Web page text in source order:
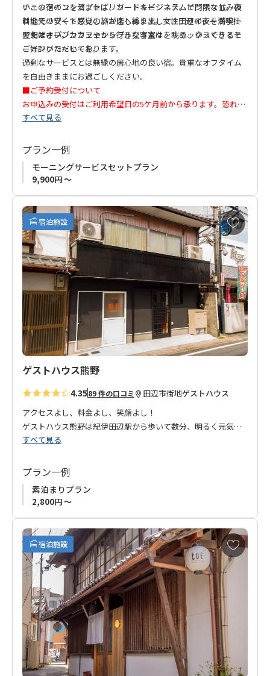
いこの宿のコンセプトはリゾート＆ビジネス。ビジネス並みの
料金でリゾート感覚の旅が楽しめます。女性デザイナーが手掛
けたオープンカフェやシンプルな客室は、リラックスできると
ご好評いただいております。
チェックインを済ませば、カードキーシステムで門限なし。夜
は地元の安くておいしいお店へ繰り出して、田辺の夜を満喫し
てください。
翌朝はオープンカフェから行き交う人々を眺め、ゆっくりとモ
ーニングコーヒーを。
過剰なサービスとは無縁の居心地の良い宿。貴重なオフタイム
を自由きままにお過ごしください。
■ご予約受付について
お申込みの受付はご利用希望日の5ケ月前から承ります。恐れ入
りますが、事前受付はいたしかねますので、ご利用希望日の5ケ
★ご注意
当館は荷物のお預かり、荷物搬送の対応は不可となっておりま
す。
すべて見る
プラン一例
モーニングサービスセットプラン
9,900円 ～
宿泊施設
お
気
に
入
り
に
追
加
ゲストハウス熊野
4.3589 件の口コミ 田辺市街地ゲストハウス
アクセスよし、料金よし、笑顔よし！
ゲストハウス熊野は紀伊田辺駅から歩いて数分、明るく元気な
女将さんと、笑顔が素敵な息子さんが切り盛りするアットホー
客室は2階にあり、１階は受付。１階裏には共用の風呂や洗濯機
等の設備もあり、手ぶらで来ていただいても何不自由ない田辺
ライフを満喫していただけます。
～旨い酒飲んで、田辺の旨いもん食べて、ふわっと寝たいんや
～
紀伊田辺駅周辺でそんなシンプルな空間をお探しのあなた、今
回の滞在に熊野ゲストハウスはいかが？
すべて見る
プラン一例
素泊まりプラン
2,800円 ～
宿泊施設
お
気
に
入
り
に
追
加